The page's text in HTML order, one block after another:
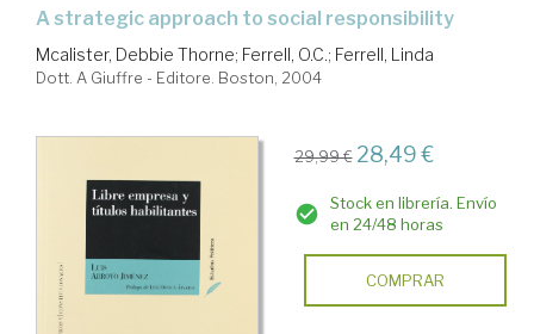
a strategic approach to social responsibility
Mcalister, Debbie Thorne; Ferrell, O.C.; Ferrell, Linda
Dott. A Giuffre - Editore. Boston, 2004
29,99 € 28,49 €
Stock en librería. Envío
en 24/48 horas
COMPRAR